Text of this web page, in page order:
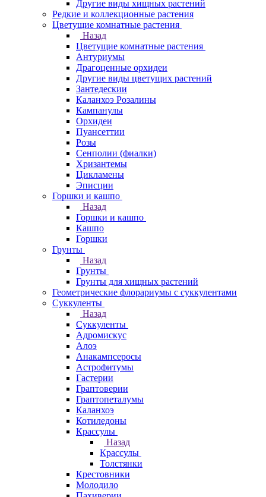
Другие виды хищных растений
Редкие и коллекционные растения
Цветущие комнатные растения
Назад
Цветущие комнатные растения
Антуриумы
Драгоценные орхидеи
Другие виды цветущих растений
Зантедескии
Каланхоэ Розалины
Кампанулы
Орхидеи
Пуансеттии
Розы
Сенполии (фиалки)
Хризантемы
Цикламены
Эписции
Горшки и кашпо
Назад
Горшки и кашпо
Кашпо
Горшки
Грунты
Назад
Грунты
Грунты для хищных растений
Геометрические флорариумы с суккулентами
Суккуленты
Назад
Суккуленты
Адромискус
Алоэ
Анакампсеросы
Астрофитумы
Гастерии
Граптоверии
Граптопеталумы
Каланхоэ
Котиледоны
Крассулы
Назад
Крассулы
Толстянки
Крестовники
Молодило